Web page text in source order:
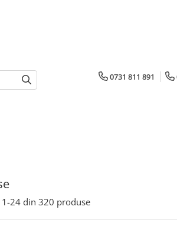
0731 811 891
1-24 din 320 produse